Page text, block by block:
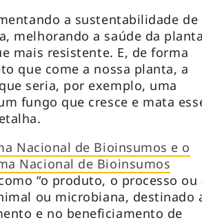
a sustentabilidade de
melhorando a saúde da
mais resistente. E, de forma
que come a nossa planta, a
seria, por exemplo, uma
fungo que cresce e mata
Nacional de Bioinsumos e o
Nacional de Bioinsumos
“o produto, o processo ou
ou microbiana, destinado
e no beneficiamento de